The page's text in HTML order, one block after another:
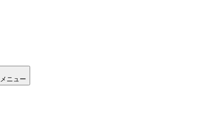
メニュー